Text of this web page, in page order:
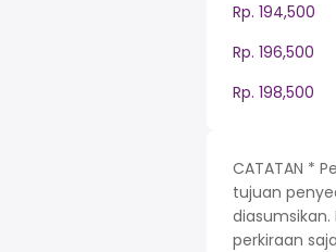
Rp. 194,500
Rp. 196,500
Rp. 198,500
CATATAN *
tujuan
perkiraan